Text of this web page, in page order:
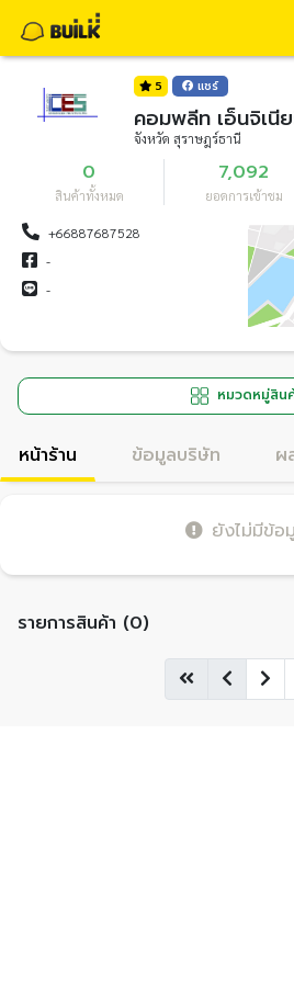
5 แชร์
คอมพลีท เอ็นจิเนี
จังหวัด สุราษฎร์ธานี
0
สินค้าทั้งหมด
7,092
ยอดการเข้าชม
+66887687528
-
-
หมวดหมู่สิน
หน้าร้าน ข้อมูลบริษัท ผ
ยังไม่มีข้อ
รายการสินค้า (0)